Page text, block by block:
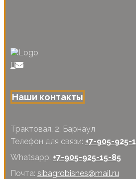
Наши контакты
Трактовая, 2, Барнаул
Телефон для связи: +7-905-925-
Whatsapp: +7-905-925-15-85
Почта: sibagrobisnes@mail.ru